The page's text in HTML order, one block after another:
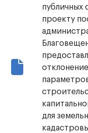
публичных
проекту
для